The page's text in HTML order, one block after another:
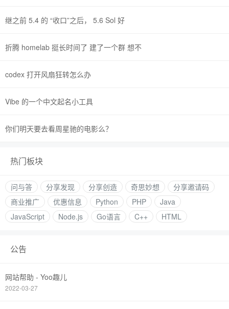
继之前 5.4 的 “收口”之后， 5.6 Sol 好
折腾 homelab 挺长时间了 建了一个群 想不
codex 打开风扇狂转怎么办
Vibe 的一个中文起名小工具
你们明天要去看周星驰的电影么？
热门板块
问与答 分享发现 分享创造 奇思妙想
分享邀请码
商业推广
优惠信息 Python PHP
Java
JavaScript
Node.js Go语言 C++ HTML
公告
网站帮助 - Yoo趣儿
2022-03-27